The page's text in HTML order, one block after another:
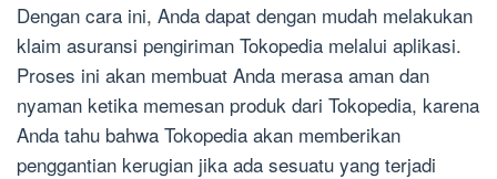
Dengan cara ini, Anda dapat dengan mudah melakukan
klaim asuransi pengiriman Tokopedia melalui aplikasi.
Proses ini akan membuat Anda merasa aman dan
nyaman ketika memesan produk dari Tokopedia, karena
Anda tahu bahwa Tokopedia akan memberikan
penggantian kerugian jika ada sesuatu yang terjadi